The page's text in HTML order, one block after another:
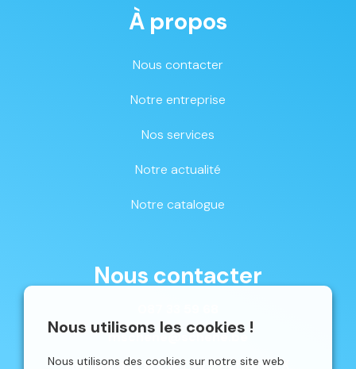
Nous utilisons les cookies !
Nous utilisons des cookies sur notre site web
À propos
Nous contacter
Notre entreprise
Nos services
Notre actualité
Notre catalogue
Nous contacter
mschene@schene.be
Avenue du Parc 16 | 4650 CHAINEUX